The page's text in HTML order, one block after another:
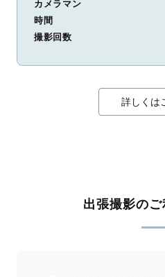
カメラマン
時間
撮影回数
詳しくは
出張撮影の